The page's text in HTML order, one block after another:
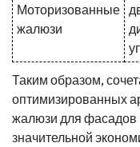
Моторизованные
жалюзи
Таким образом,
оптимизированных
жалюзи для фасадов
значительной